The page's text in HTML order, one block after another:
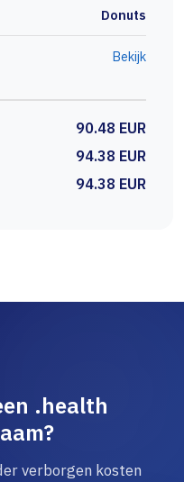
Donuts
Bekijk
90.48 EUR
94.38 EUR
94.38 EUR
.health
verborgen kosten